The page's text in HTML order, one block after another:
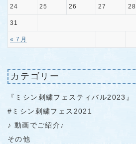
« 7月
24 25 26 27 28
31
カテゴリー
『ミシン刺繍フェスティバル2023』
#ミシン刺繍フェス2021
♪ 動画でご紹介♪
その他